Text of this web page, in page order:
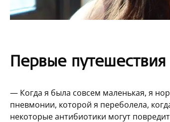
Первые
— Когда я была совсем маленькая, я
пневмонии, которой я переболела,
некоторые антибиотики могут